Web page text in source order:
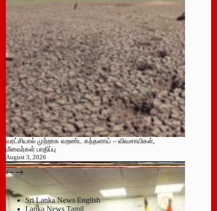
வரட்சியால் முற்றாக வறண்ட கந்தளாய் – விவசாயிகள்,
மீனவர்கள் பாதிப்பு
August 3, 2026
பதுளை மாநகர சபையின் NPP உறுப்பினர் திடீர் ராஜினாமா!
July 14, 2026
Sri Lanka News English
Lanka News Tamil